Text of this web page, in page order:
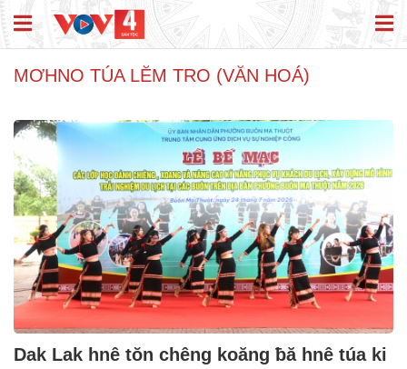
MƠHNO TÚA LĔM TRO (VĂN HOÁ)
Dak Lak hnê tŏn chêng koăng ƀă hnê túa ki